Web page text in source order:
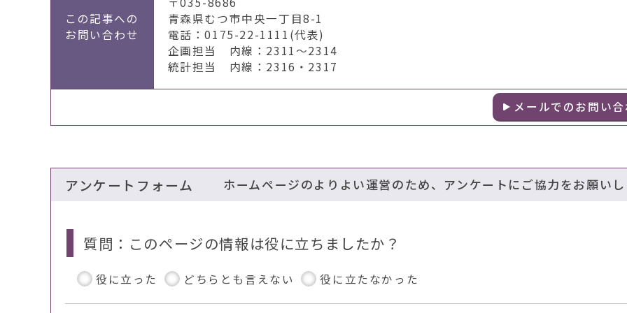
この記事への
お問い合わせ
青森県むつ市中央一丁目8-1
電話：0175-22-1111(代表)
企画担当 内線：2311～2314
統計担当 内線：2316・2317
メールでのお問い合
アンケートフォーム ホームページのよりよい運営のため、アンケートにご協力をお願い
質問：このページの情報は役に立ちましたか？
役に立った どちらとも言えない 役に立たなかった